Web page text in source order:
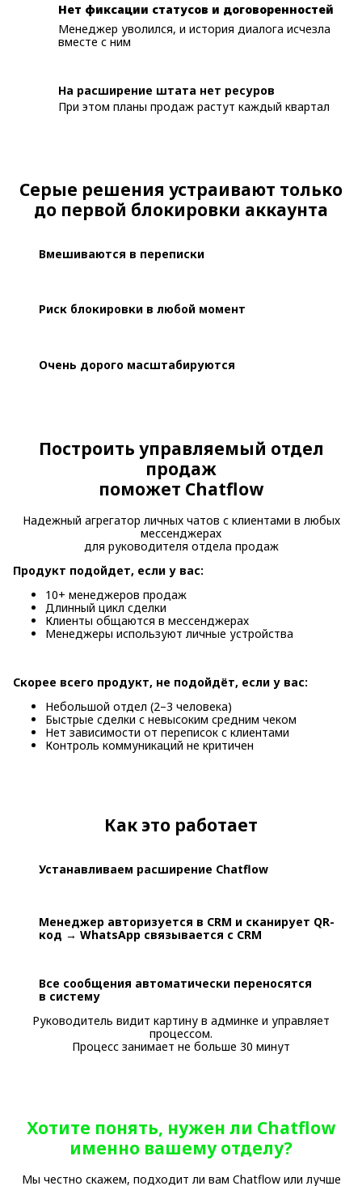
Нет фиксации статусов и договоренностей
Менеджер уволился, и история диалога исчезла
вместе с ним
На расширение штата нет ресуров
При этом планы продаж растут каждый квартал
Cерые решения устраивают только
до первой блокировки аккаунта
Вмешиваются в переписки
Риск блокировки в любой момент
Очень дорого масштабируются
Построить управляемый отдел
продаж
поможет Chatflow
Надежный агрегатор личных чатов с клиентами в любых
мессенджерах
для руководителя отдела продаж
Продукт подойдет, если у вас:
10+ менеджеров продаж
Длинный цикл сделки
Клиенты общаются в мессенджерах
Менеджеры используют личные устройства
Скорее всего продукт, не подойдёт, если у вас:
Небольшой отдел (2–3 человека)
Быстрые сделки с невысоким средним чеком
Нет зависимости от переписок с клиентами
Контроль коммуникаций не критичен
Как это работает
Устанавливаем расширение Chatflow
Менеджер авторизуется в CRM и сканирует QR-
код → WhatsApp связывается с CRM
Все сообщения автоматически переносятся
в систему
Руководитель видит картину в админке и управляет
процессом.
Процесс занимает не больше 30 минут
Хотите понять, нужен ли Chatflow
именно вашему отделу?
Мы честно скажем, подходит ли вам Chatflow или лучше